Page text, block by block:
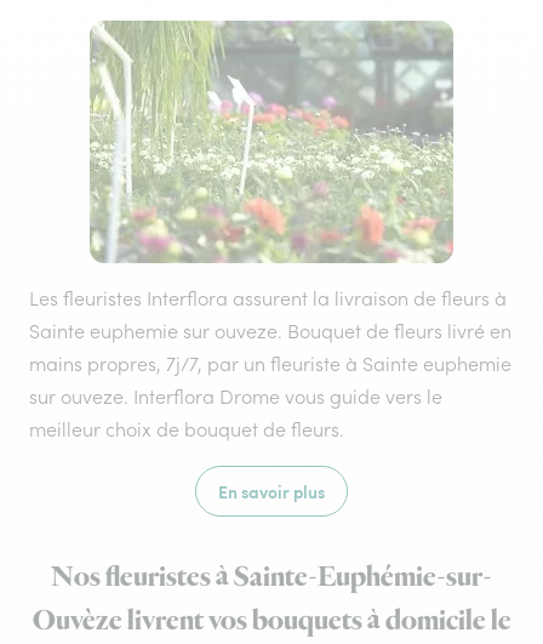
Les fleuristes Interflora assurent la livraison de fleurs à
Sainte euphemie sur ouveze. Bouquet de fleurs livré en
mains propres, 7j/7, par un fleuriste à Sainte euphemie
sur ouveze. Interflora Drome vous guide vers le
meilleur choix de bouquet de fleurs.
En savoir plus
Nos fleuristes à Sainte-Euphémie-sur-
Ouvèze livrent vos bouquets à domicile le